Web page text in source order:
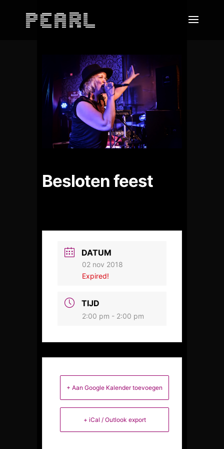
Besloten feest
DATUM
02 nov 2018
Expired!
TIJD
2:00 pm - 2:00 pm
+ Aan Google Kalender toevoegen
+ iCal / Outlook export